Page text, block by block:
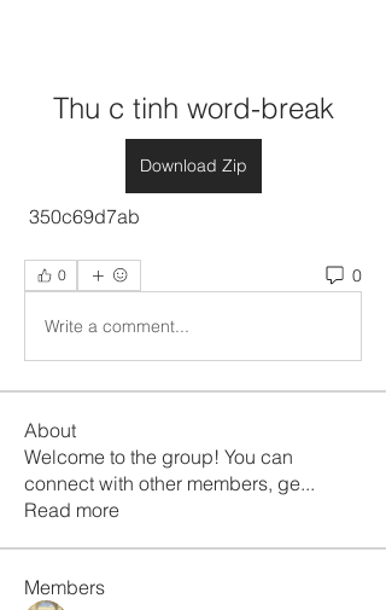
Thu c tinh word-break
Download Zip
350c69d7ab
0 0
Write a comment...
About
Welcome to the group! You can
connect with other members, ge...
Read more
Members